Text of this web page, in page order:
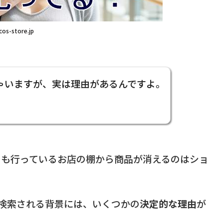
store.jp
ますが、実は理由があるんですよ。
行っているお店の棚から商品が消えるのはショ
索される背景には、いくつかの決定的な理由が